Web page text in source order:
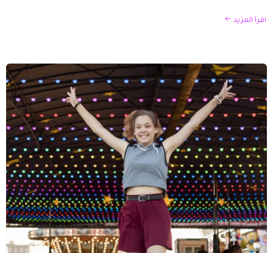
اقرأ المزيد